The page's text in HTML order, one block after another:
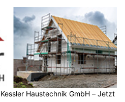
Haustechnik GmbH – Jetzt